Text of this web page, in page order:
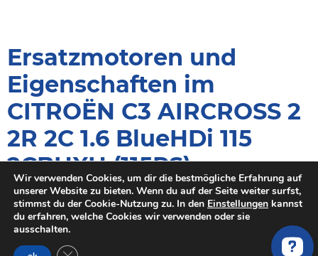
Ersatzmotoren und
Eigenschaften im
CITROËN C3 AIRCROSS 2
2R 2C 1.6 BlueHDi 115
2CBHXH (115PS)
Wenn du einen neuen Motor für deinen CITROËN kaufen
möchtest, sollte der Motorcode exakt mit deinem alten Motor
übereinstimmen.
Der Motor im CITROËN C3 AIRCROSS II 1.6 BlueHDi 115
Wir verwenden Cookies, um dir die bestmögliche Erfahrung auf
unserer Website zu bieten. Wenn du auf der Seite weiter surfst,
stimmst du der Cookie-Nutzung zu. In den Einstellungen kannst
du erfahren, welche Cookies wir verwenden oder sie
ausschalten.
GDPR Cookie-Banner schließen